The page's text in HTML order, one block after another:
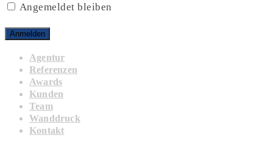
Angemeldet bleiben
Agentur
Referenzen
Awards
Kunden
Team
Wanddruck
Kontakt